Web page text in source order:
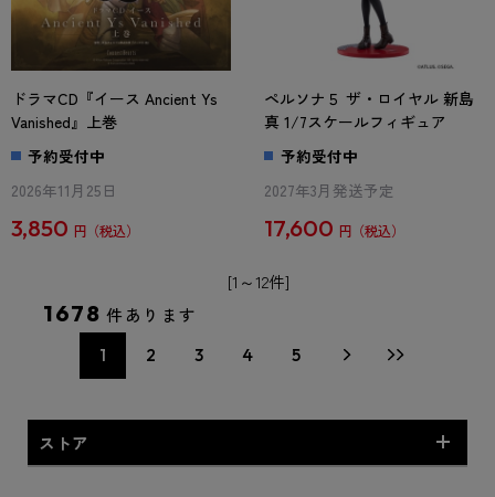
ドラマCD『イース Ancient Ys
Vanished』上巻
予約受付中
2026年11月25日
3,850 円
ペルソナ５ ザ・ロイヤル 新島
真 1/7スケールフィギュア
予約受付中
2027年3月発送予定
17,600 円
[1～12件]
1678 件あります
1 2 3 4 5
ストア